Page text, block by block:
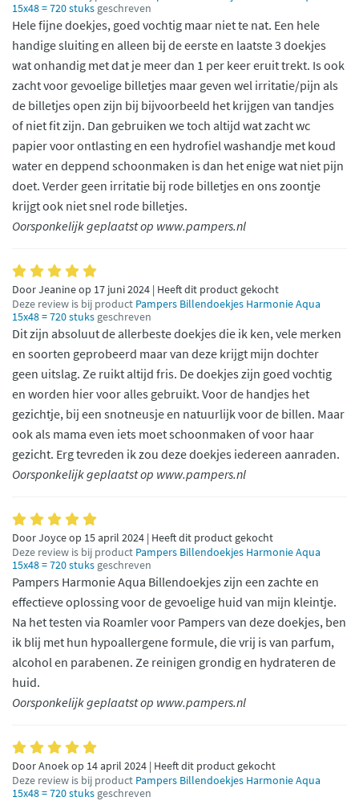
15x48 = 720 stuks geschreven
Hele fijne doekjes, goed vochtig maar niet te nat. Een hele
handige sluiting en alleen bij de eerste en laatste 3 doekjes
wat onhandig met dat je meer dan 1 per keer eruit trekt. Is ook
zacht voor gevoelige billetjes maar geven wel irritatie/pijn als
de billetjes open zijn bij bijvoorbeeld het krijgen van tandjes
of niet fit zijn. Dan gebruiken we toch altijd wat zacht wc
papier voor ontlasting en een hydrofiel washandje met koud
water en deppend schoonmaken is dan het enige wat niet pijn
doet. Verder geen irritatie bij rode billetjes en ons zoontje
krijgt ook niet snel rode billetjes.
Oorsponkelijk geplaatst op www.pampers.nl
Door Jeanine op 17 juni 2024 | Heeft dit product gekocht
Deze review is bij product Pampers Billendoekjes Harmonie Aqua
15x48 = 720 stuks geschreven
Dit zijn absoluut de allerbeste doekjes die ik ken, vele merken
en soorten geprobeerd maar van deze krijgt mijn dochter
geen uitslag. Ze ruikt altijd fris. De doekjes zijn goed vochtig
en worden hier voor alles gebruikt. Voor de handjes het
gezichtje, bij een snotneusje en natuurlijk voor de billen. Maar
ook als mama even iets moet schoonmaken of voor haar
gezicht. Erg tevreden ik zou deze doekjes iedereen aanraden.
Oorsponkelijk geplaatst op www.pampers.nl
Door Joyce op 15 april 2024 | Heeft dit product gekocht
Deze review is bij product Pampers Billendoekjes Harmonie Aqua
15x48 = 720 stuks geschreven
Pampers Harmonie Aqua Billendoekjes zijn een zachte en
effectieve oplossing voor de gevoelige huid van mijn kleintje.
Na het testen via Roamler voor Pampers van deze doekjes, ben
ik blij met hun hypoallergene formule, die vrij is van parfum,
alcohol en parabenen. Ze reinigen grondig en hydrateren de
huid.
Oorsponkelijk geplaatst op www.pampers.nl
Door Anoek op 14 april 2024 | Heeft dit product gekocht
Deze review is bij product Pampers Billendoekjes Harmonie Aqua
15x48 = 720 stuks geschreven